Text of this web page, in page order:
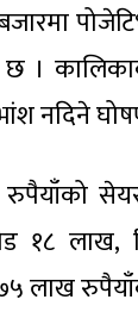
नदिने
१८ लाख,
लाख